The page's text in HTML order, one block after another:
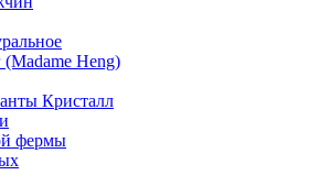
Heng)
Кристалл
фермы